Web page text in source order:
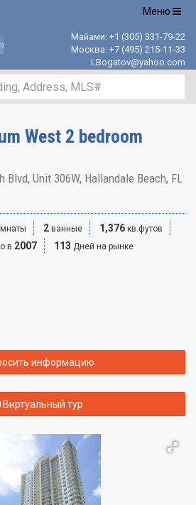
Открыть
Меню
Майами: +1 (305) 331-79-22
Москва: +7 (495) 215-11-33
LBogatov@yahoo.com
West 2 bedroom
Blvd, Unit 306W, Hallandale Beach, FL
2 ванные 1,376 кв.футов
в 2007 113 Дней на рынке
информацию
Виртуальный тур